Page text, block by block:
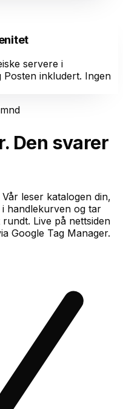
servere i
inkludert. Ingen
Den svarer
leser katalogen din,
handlekurven og tar
Live på nettsiden
Google Tag Manager.